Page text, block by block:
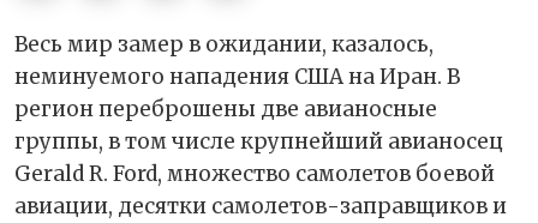
Весь мир замер в ожидании, казалось,
неминуемого нападения США на Иран. В
регион переброшены две авианосные
группы, в том числе крупнейший авианосец
Gerald R. Ford, множество самолетов боевой
авиации, десятки самолетов-заправщиков и